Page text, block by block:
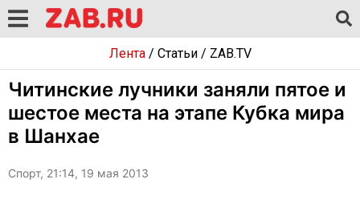
Лента/ Статьи/ ZAB.TV
Читинские лучники заняли пятое и
шестое места на этапе Кубка мира
в Шанхае
Спорт, 21:14, 19 мая 2013